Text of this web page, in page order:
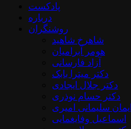
پادکست
درباره
روشنگران
شاهرخ شاهید
هومر آبرامیان
آزاد فارسانی
دکتر میترا بابک
دکتر جلال ایجادی
دکتر حسام نوذری
ایمان سلیمانی امیری
اسماعیل وفایغمایی